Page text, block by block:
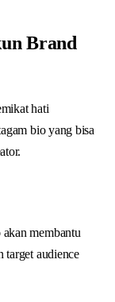
Brand
hati
bio yang bisa
membantu
target audience